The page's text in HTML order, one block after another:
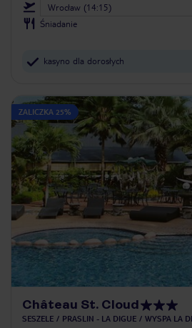
Wrocław (14:15)
Śniadanie
kasyno dla dorosłych
ZALICZKA 25%
Château St. Cloud
SESZELE PRASLIN - LA DIGUE WYSPA LA